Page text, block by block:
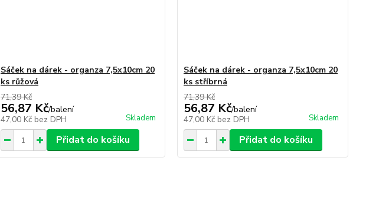
Sáček na dárek - organza 7,5x10cm 20
ks růžová
71,39 Kč
56,87 Kč/balení
47,00 Kč bez DPH Skladem
Přidat do košíku
Sáček na dárek - organza 7,5x10cm 20
ks stříbrná
71,39 Kč
56,87 Kč/balení
47,00 Kč bez DPH Skladem
Přidat do košíku